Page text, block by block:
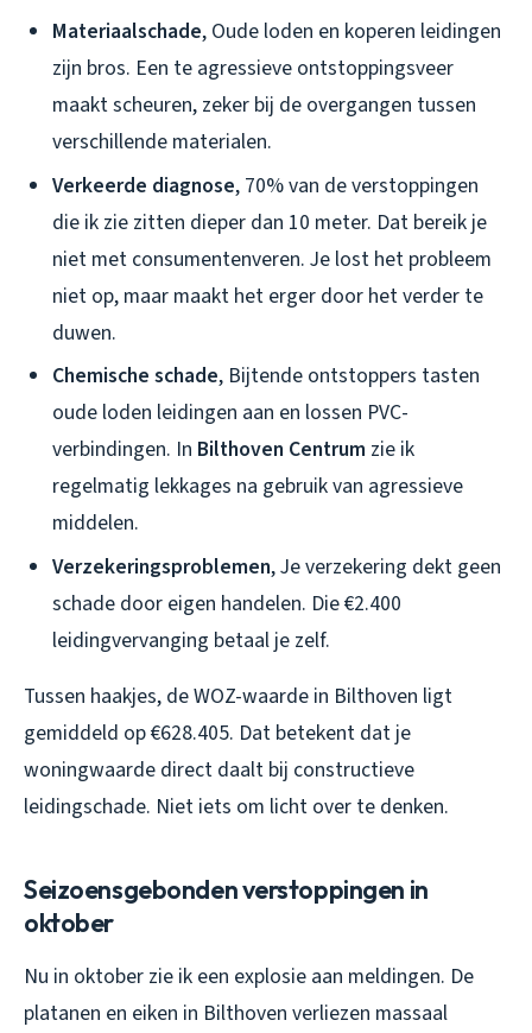
Materiaalschade, Oude loden en koperen leidingen
zijn bros. Een te agressieve ontstoppingsveer
maakt scheuren, zeker bij de overgangen tussen
verschillende materialen.
Verkeerde diagnose, 70% van de verstoppingen
die ik zie zitten dieper dan 10 meter. Dat bereik je
niet met consumentenveren. Je lost het probleem
niet op, maar maakt het erger door het verder te
duwen.
Chemische schade, Bijtende ontstoppers tasten
oude loden leidingen aan en lossen PVC-
verbindingen. In Bilthoven Centrum zie ik
regelmatig lekkages na gebruik van agressieve
middelen.
Verzekeringsproblemen, Je verzekering dekt geen
schade door eigen handelen. Die €2.400
leidingvervanging betaal je zelf.
Tussen haakjes, de WOZ-waarde in Bilthoven ligt
gemiddeld op €628.405. Dat betekent dat je
woningwaarde direct daalt bij constructieve
leidingschade. Niet iets om licht over te denken.
Seizoensgebonden verstoppingen in
oktober
Nu in oktober zie ik een explosie aan meldingen. De
platanen en eiken in Bilthoven verliezen massaal